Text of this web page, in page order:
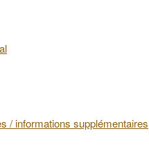
/ informations supplémentaires